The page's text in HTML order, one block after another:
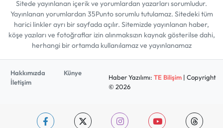
Sitede yayınlanan içerik ve yorumlardan yazarları sorumludur.
Yayınlanan yorumlardan 35Punto sorumlu tutulamaz. Sitedeki tüm
harici linkler ayrı bir sayfada açılır. Sitemizde yayınlanan haber,
köşe yazıları ve fotoğraflar izin alınmaksızın kaynak gösterilse dahi,
herhangi bir ortamda kullanılamaz ve yayınlanamaz
Hakkımızda
Künye
İletişim
Haber Yazılımı: TE Bilişim| Copyright
© 2026